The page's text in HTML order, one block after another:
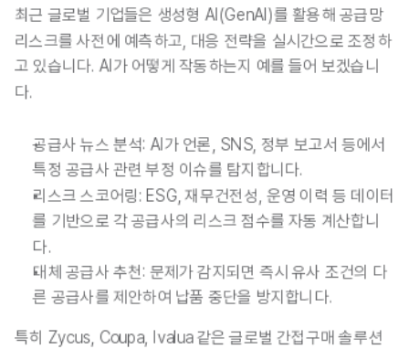
최근 글로벌 기업들은 생성형 AI(GenAI)를 활용해 공급망
리스크를 사전에 예측하고, 대응 전략을 실시간으로 조정하
고 있습니다. AI가 어떻게 작동하는지 예를 들어 보겠습니
다.
공급사 뉴스 분석: AI가 언론, SNS, 정부 보고서 등에서
특정 공급사 관련 부정 이슈를 탐지합니다.
리스크 스코어링: ESG, 재무건전성, 운영 이력 등 데이터
를 기반으로 각 공급사의 리스크 점수를 자동 계산합니
다.
대체 공급사 추천: 문제가 감지되면 즉시 유사 조건의 다
른 공급사를 제안하여 납품 중단을 방지합니다.
특히 Zycus, Coupa, Ivalua 같은 글로벌 간접구매 솔루션